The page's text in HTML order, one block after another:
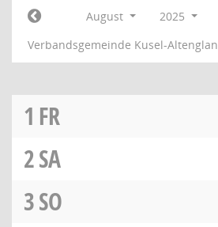
August 2025
Verbandsgemeinde Kusel-Altenglan
1 FR
2SA
3SO